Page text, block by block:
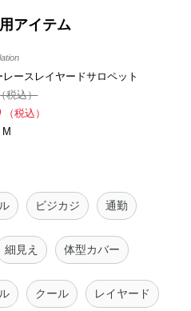
アイテム
ースレイヤードサロペット
税込）
（税込）
ビジカジ 通勤
細見え 体型カバー
クール レイヤード